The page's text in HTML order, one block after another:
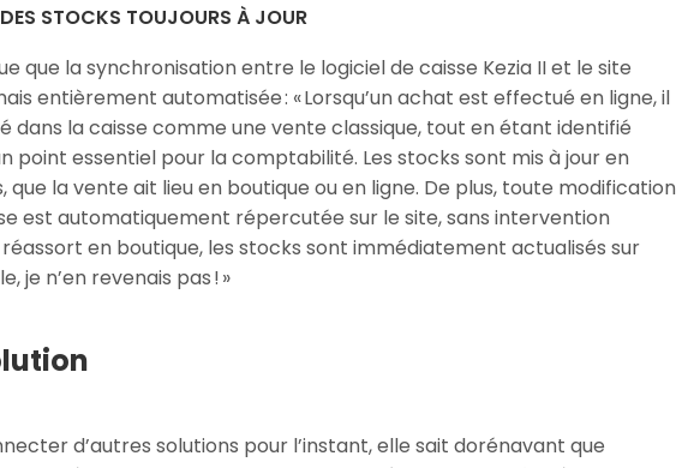
STOCKS TOUJOURS À JOUR
que la synchronisation entre le logiciel de caisse Kezia II et le site
entièrement automatisée : « Lorsqu’un achat est effectué en ligne, il
la caisse comme une vente classique, tout en étant identifié
point essentiel pour la comptabilité. Les stocks sont mis à jour en
que la vente ait lieu en boutique ou en ligne. De plus, toute modification
est automatiquement répercutée sur le site, sans intervention
réassort en boutique, les stocks sont immédiatement actualisés sur
je n’en revenais pas ! »
d’autres solutions pour l’instant, elle sait dorénavant que